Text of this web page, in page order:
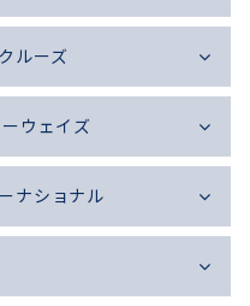
ルーズ
ウェイズ
ナショナル